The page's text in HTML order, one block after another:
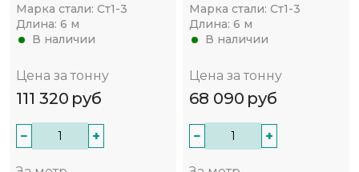
Марка стали: Ст1-3
Длина: 6 м
В наличии
Цена за тонну
111 320 руб
− +
Марка стали: Ст1-3
Длина: 6 м
В наличии
Цена за тонну
68 090 руб
− +